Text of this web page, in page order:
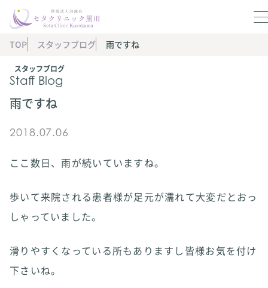
スタッフブログ
Staff Blog
TOP スタッフブログ 雨ですね
雨ですね
2018.07.06
ここ数日、雨が続いていますね。
歩いて来院される患者様が足元が濡れて大変だとおっ
しゃっていました。
滑りやすくなっている所もありますし皆様お気を付け
下さいね。